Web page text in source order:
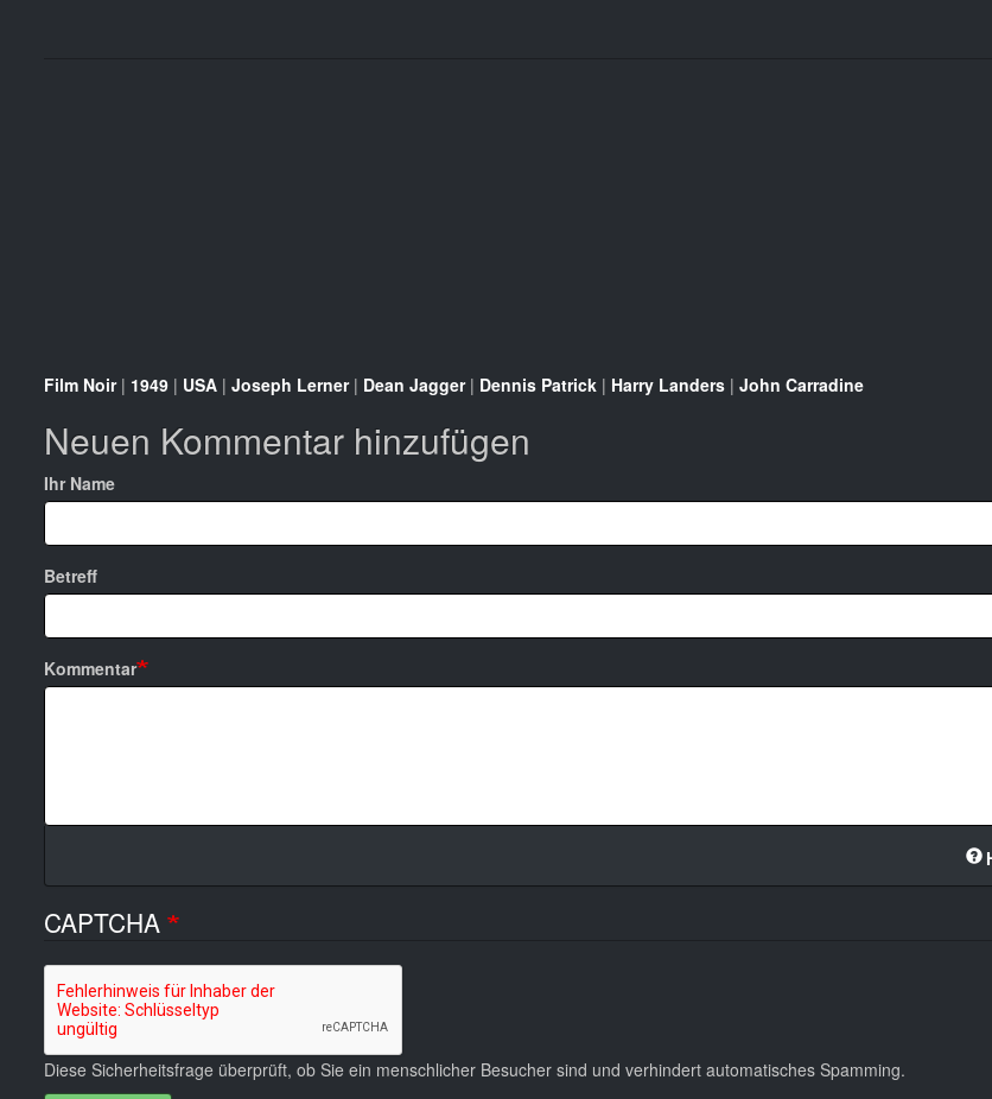
Film Noir| 1949 | USA | Joseph Lerner| Dean Jagger| Dennis Patrick | Harry Landers | John Carradine
Neuen Kommentar hinzufügen
Ihr Name
Betreff
Kommentar
CAPTCHA
Diese Sicherheitsfrage überprüft, ob Sie ein menschlicher Besucher sind und verhindert automatisches Spamming.